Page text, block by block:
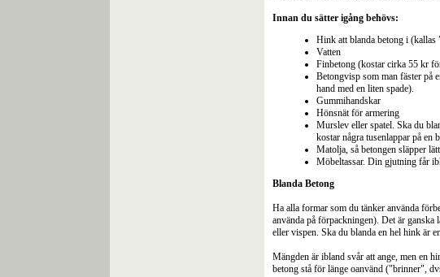
Innan du sätter igång behövs:
Hink att blanda betong i (kallas
Vatten
Finbetong (kostar cirka 55 kr
Betongvisp som man fäster på
hand med en liten spade).
Gummihandskar
Hönsnät för armering
Murslev eller spatel. Ska du
kostar några tusenlappar på en
Matolja, så betongen släpper
Möbeltassar. Din gjutning får
Blanda Betong
Ha alla formar som du tänker använda
använda på förpackningen). Det är ganska
eller vispen. Ska du blanda en hel hink är
Mängden är ibland svår att ange, men en
betong stå för länge oanvänd ("brinner",